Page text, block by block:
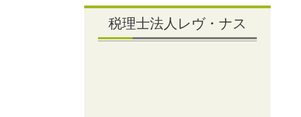
税理士法人レヴ・ナス